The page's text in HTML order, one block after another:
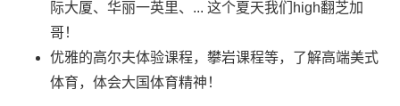
际大厦、华丽一英里、... 这个夏天我们high翻芝加
哥！
优雅的高尔夫体验课程，攀岩课程等，了解高端美式
体育，体会大国体育精神！